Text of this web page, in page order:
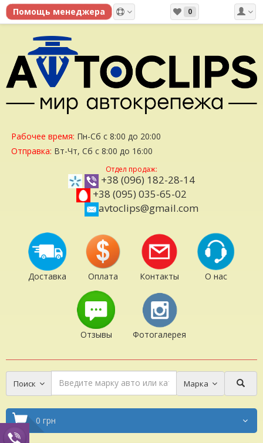
0
Рабочее время: Пн-Сб с 8:00 до 20:00
Отправка: Вт-Чт, Сб с 8:00 до 16:00
Отдел продаж:
+38 (096) 182-28-14
+38 (095) 035-65-02
avtoclips@gmail.com
Доставка Оплата Контакты О нас
Отзывы Фотогалерея
Поиск Марка
0 грн